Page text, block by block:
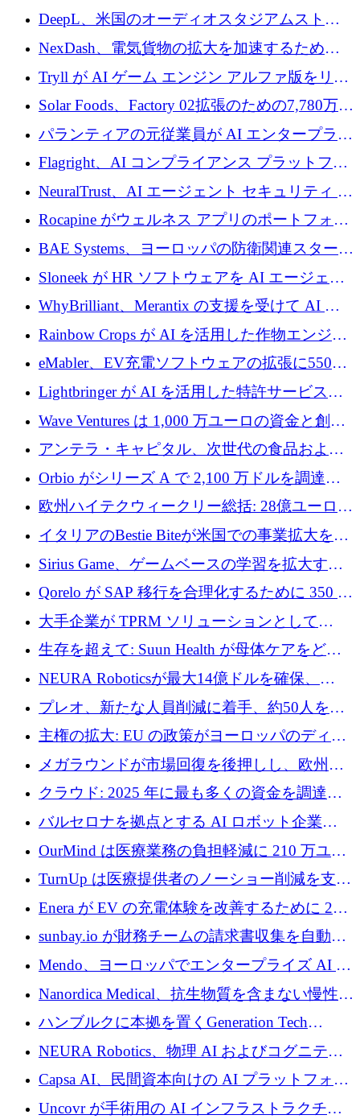
200 万ユーロを調達
DeepL、米国のオーディオスタジアムストリ
ーミング事業Mixhaloを買収
NexDash、電気貨物の拡大を加速するために
EIT Urban Mobilityから250万ユーロを確保
Tryll が AI ゲーム エンジン アルファ版をリリ
ースし、60 万ドルのプレシード資金を確保
Solar Foods、Factory 02拡張のための7,780万ユ
ーロの資金調達パッケージを獲得
パランティアの元従業員が AI エンタープライ
ズ スタートアップの Conduct に 6,000 万ドル
を調達
Flagright、AI コンプライアンス プラットフォ
ームを拡張するためにシリーズ A で 1,250 万
ドルを確保
NeuralTrust、AI エージェント セキュリティ プ
ラットフォームの拡張に 2,000 万ドルを調達
Rocapine がウェルネス アプリのポートフォリ
オを拡大するためにシリーズ A で 1,300 万ド
ルを調達
BAE Systems、ヨーロッパの防衛関連スタート
アップの規模拡大を支援するために 5,000 万
ユーロの支援を開始
Sloneek が HR ソフトウェアを AI エージェン
トに変えるために 600 万ドルを調達
WhyBrilliant、Merantix の支援を受けて AI 求
人マッチングを拡大するために 100 万ユーロ
Rainbow Crops が AI を活用した作物エンジニ
アリングを拡張するために 970 万ユーロを調
eMabler、EV充電ソフトウェアの拡張に550万
ユーロを確保
Lightbringer が AI を活用した特許サービスを
拡大するために 1,000 万ドルを調達
Wave Ventures は 1,000 万ユーロの資金と創設
者補助金で 10 周年を迎える
アンテラ・キャピタル、次世代の食品および
アグリテクノロジーのイノベーションを支援
するファンド III の初回クローズ額が 1 億ドル
に到達
Orbio がシリーズ A で 2,100 万ドルを調達、
AI 労働力管理を世界の最前線の労働者に提供
欧州ハイテクウィークリー総括: 28億ユーロの
取引と5月のハイライト
イタリアのBestie Biteが米国での事業拡大を加
速するために150万ユーロを調達
Sirius Game、ゲームベースの学習を拡大する
ために 130 万ユーロの資金調達を完了
Qorelo が SAP 移行を合理化するために 350 万
ドルを調達
大手企業が TPRM ソリューションとして
Vanta を選択する理由
生存を超えて: Suun Health が母体ケアをどの
ように再考しているか
NEURA Roboticsが最大14億ドルを確保、
Bending Spoonsが米国IPOを申請、英国首相が
4億ポンドのチップ計画を発表
プレオ、新たな人員削減に着手、約50人を解
雇
主権の拡大: EU の政策がヨーロッパのディー
プテック戦略をどのように再構築しているか
メガラウンドが市場回復を後押しし、欧州の
ハイテク資金調達は5月に105億ユーロに回復
クラウド: 2025 年に最も多くの資金を調達し
た 10 社
バルセロナを拠点とする AI ロボット企業
Theker が 8,500 万ドルを調達
OurMind は医療業務の負担軽減に 210 万ユー
ロを寄付
TurnUp は医療提供者のノーショー削減を支援
するために 200 万ユーロを調達
Enera が EV の充電体験を改善するために 200
万ドルを調達
sunbay.io が財務チームの請求書収集を自動化
するために 55 万ユーロを調達
Mendo、ヨーロッパでエンタープライズ AI 導
入を拡大するために 1,200 万ユーロを確保
Nanordica Medical、抗生物質を含まない慢性創
傷治療薬を市場に投入するために 160 万ユー
ロを調達
ハンブルクに本拠を置くGeneration Tech
Partnersが5,000万ユーロのAIロールアップファ
NEURA Robotics、物理 AI およびコグニティ
ブ ロボティクス プラットフォームを拡張する
ためにシリーズ C で最大 14 億ドルを確保
Capsa AI、民間資本向けの AI プラットフォー
ムを拡大するために 1,800 万ドルを調達
Uncovr が手術用の AI インフラストラクチャ